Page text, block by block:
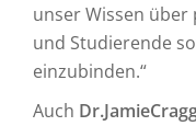
unser Wissen
und Studierende
einzubinden.“
Auch Dr.Jamie